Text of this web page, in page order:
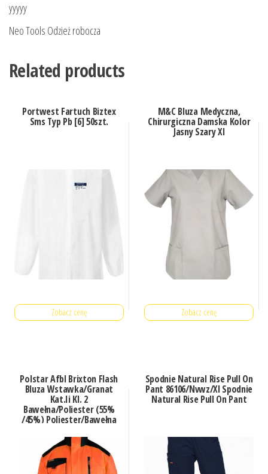
yyyyy
Neo Tools Odzież robocza
Related products
Portwest Fartuch Biztex
Sms Typ Pb [6] 50szt.
Zobacz cenę
M&C Bluza Medyczna,
Chirurgiczna Damska Kolor
Jasny Szary Xl
Zobacz cenę
Polstar Afbl Brixton Flash
Bluza Wstawka/Granat
Kat.Ii Kl. 2
Bawełna/Poliester (55%
/45%) Poliester/Bawełna
Pomarańcz/Granat 59
Spodnie Natural Rise Pull On
Pant 86106/Nvwz/Xl Spodnie
Natural Rise Pull On Pant